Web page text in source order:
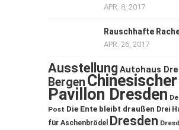
APR. 8, 2017
Rauschhafte
APR. 26, 2017
Ausstellung Autohaus
Bergen Chinesischer
Pavillon Dresden
Post Die Ente bleibt draußen Drei
für Aschenbrödel
Dresden